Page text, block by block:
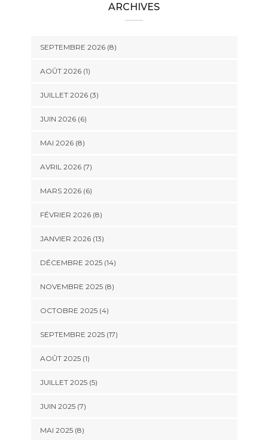
ARCHIVES
SEPTEMBRE 2026 (8)
AOÛT 2026 (1)
JUILLET 2026 (3)
JUIN 2026 (6)
MAI 2026 (8)
AVRIL 2026 (7)
MARS 2026 (6)
FÉVRIER 2026 (8)
JANVIER 2026 (13)
DÉCEMBRE 2025 (14)
NOVEMBRE 2025 (8)
OCTOBRE 2025 (4)
SEPTEMBRE 2025 (17)
AOÛT 2025 (1)
JUILLET 2025 (5)
JUIN 2025 (7)
MAI 2025 (8)